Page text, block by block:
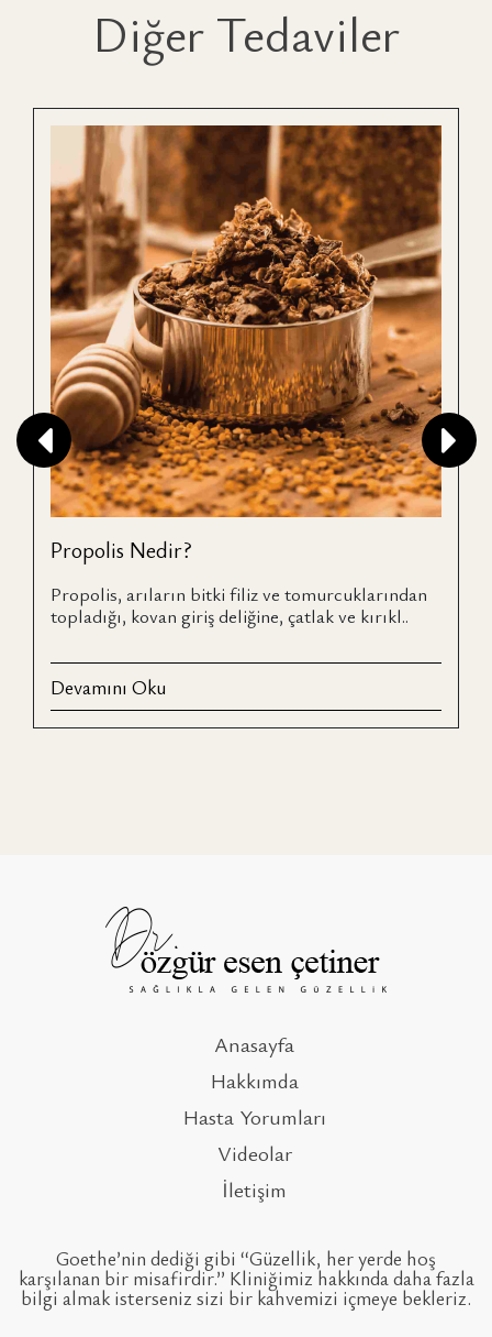
Diğer Tedaviler
Propolis Nedir?
Propolis, arıların bitki filiz ve tomurcuklarından
topladığı, kovan giriş deliğine, çatlak ve kırıkl..
Devamını Oku
Anasayfa
Hakkımda
Hasta Yorumları
Videolar
İletişim
Goethe’nin dediği gibi ‘‘Güzellik, her yerde hoş
karşılanan bir misafirdir.’’ Kliniğimiz hakkında daha fazla
bilgi almak isterseniz sizi bir kahvemizi içmeye bekleriz.